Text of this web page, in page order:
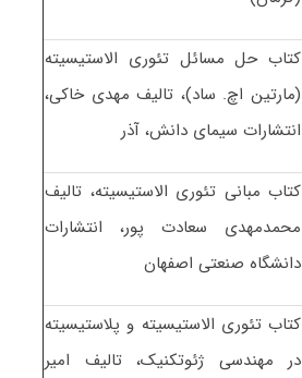
کتاب حل مسائل تئوری الاستیسیته
(مارتین اچ. ساد)، تالیف مهدی خاکی،
انتشارات سیمای دانش، آذر
کتاب مبانی تئوری الاستیسیته، تالیف
محمدمهدی سعادت پور، انتشارات
دانشگاه صنعتی اصفهان
کتاب تئوری الاستیسیته و پلاستیسیته
در مهندسی ژئوتکنیک، تالیف امیر